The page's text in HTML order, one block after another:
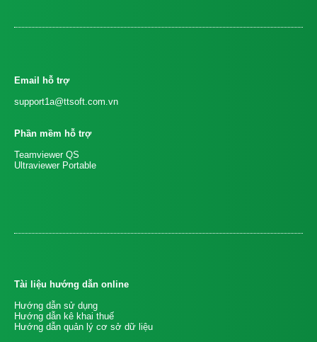
Email hỗ trợ
support1a@ttsoft.com.vn
Phần mềm hỗ trợ
Teamviewer QS
Ultraviewer Portable
Tài liệu hướng dẫn online
Hướng dẫn sử dụng
Hướng dẫn kê khai thuế
Hướng dẫn quản lý cơ sở dữ liệu